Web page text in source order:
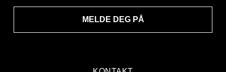
MELDE DEG PÅ